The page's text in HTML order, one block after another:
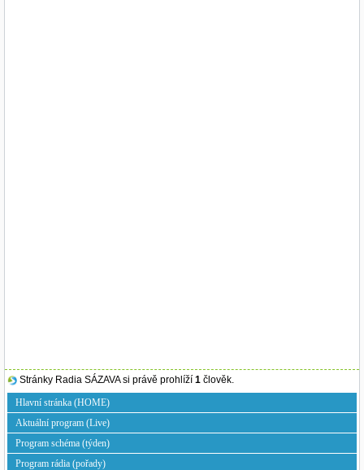
Stránky Radia SÁZAVA si právě prohlíží 1 člověk.
Hlavní stránka (HOME)
Aktuální program (Live)
Program schéma (týden)
Program rádia (pořady)